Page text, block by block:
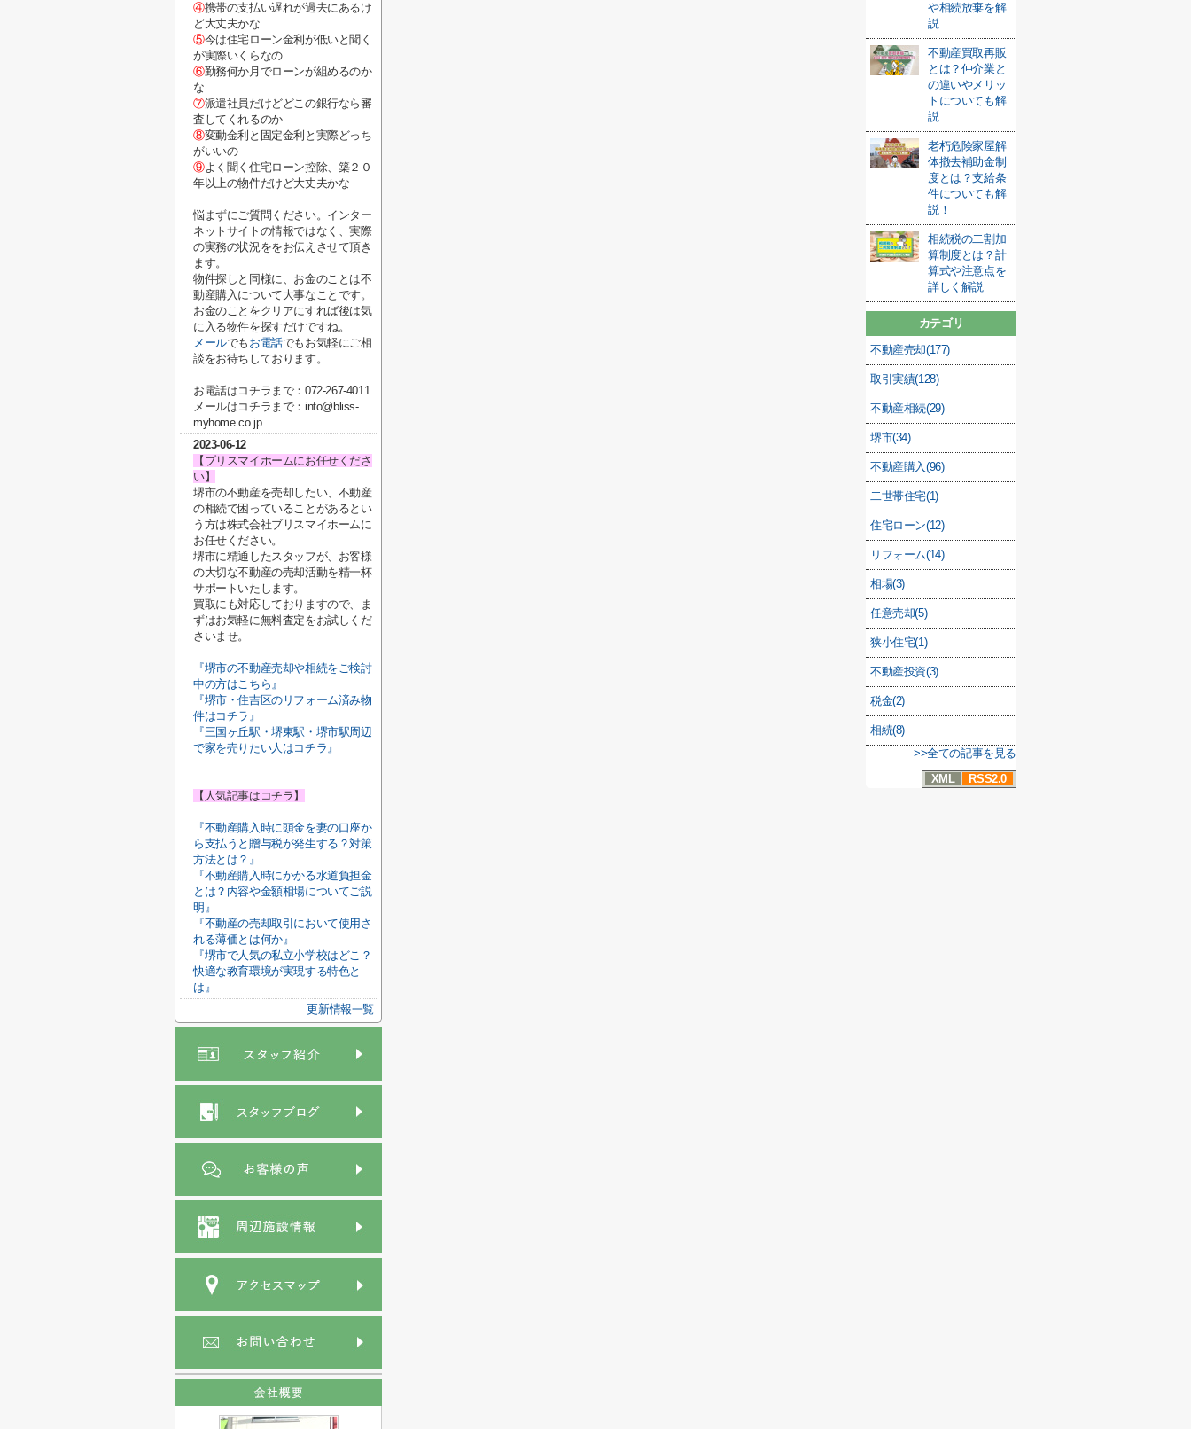
や相続放棄を解
説
不動産買取再販
とは？仲介業と
の違いやメリッ
トについても解
説
老朽危険家屋解
体撤去補助金制
度とは？支給条
件についても解
説！
相続税の二割加
算制度とは？計
算式や注意点を
詳しく解説
カテゴリ
不動産売却(177)
取引実績(128)
不動産相続(29)
堺市(34)
不動産購入(96)
二世帯住宅(1)
住宅ローン(12)
リフォーム(14)
相場(3)
任意売却(5)
狭小住宅(1)
不動産投資(3)
税金(2)
相続(8)
>>全ての記事を見る
XML
RSS2.0
④携帯の支払い遅れが過去にあるけ
ど大丈夫かな
⑤今は住宅ローン金利が低いと聞く
が実際いくらなの
⑥勤務何か月でローンが組めるのか
な
⑦派遣社員だけどどこの銀行なら審
査してくれるのか
⑧変動金利と固定金利と実際どっち
がいいの
⑨よく聞く住宅ローン控除、築２０
年以上の物件だけど大丈夫かな
悩まずにご質問ください。インター
ネットサイトの情報ではなく、実際
の実務の状況ををお伝えさせて頂き
ます。
物件探しと同様に、お金のことは不
動産購入について大事なことです。
お金のことをクリアにすれば後は気
に入る物件を探すだけですね。
メールでも お電話でもお気軽にご相
談をお待ちしております。
お電話はコチラまで：072-267-4011
メールはコチラまで：info@bliss-
myhome.co.jp
2023-06-12
【ブリスマイホームにお任せくださ
い】
堺市の不動産を売却したい、不動産
の相続で困っていることがあるとい
う方は株式会社ブリスマイホームに
お任せください。
堺市に精通したスタッフが、お客様
の大切な不動産の売却活動を精一杯
サポートいたします。
買取にも対応しておりますので、ま
ずはお気軽に無料査定をお試しくだ
さいませ。
『堺市の不動産売却や相続をご検討
中の方はこちら』
『堺市・住吉区のリフォーム済み物
件はコチラ』
『三国ヶ丘駅・堺東駅・堺市駅周辺
で家を売りたい人はコチラ』
【人気記事はコチラ】
『不動産購入時に頭金を妻の口座か
ら支払うと贈与税が発生する？対策
方法とは？』
『不動産購入時にかかる水道負担金
とは？内容や金額相場についてご説
明』
『不動産の売却取引において使用さ
れる薄価とは何か』
『堺市で人気の私立小学校はどこ？
快適な教育環境が実現する特色と
は』
更新情報一覧